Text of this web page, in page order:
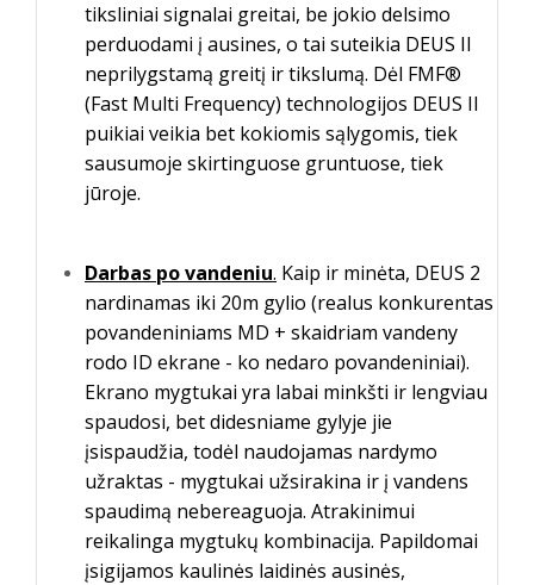
tiksliniai signalai greitai, be jokio delsimo
perduodami į ausines, o tai suteikia DEUS II
neprilygstamą greitį ir tikslumą. Dėl FMF®
(Fast Multi Frequency) technologijos DEUS II
puikiai veikia bet kokiomis sąlygomis, tiek
sausumoje skirtinguose gruntuose, tiek
jūroje.
Darbas po vandeniu. Kaip ir minėta, DEUS 2
nardinamas iki 20m gylio (realus konkurentas
povandeniniams MD + skaidriam vandeny
rodo ID ekrane - ko nedaro povandeniniai).
Ekrano mygtukai yra labai minkšti ir lengviau
spaudosi, bet didesniame gylyje jie
įsispaudžia, todėl naudojamas nardymo
užraktas - mygtukai užsirakina ir į vandens
spaudimą nebereaguoja. Atrakinimui
reikalinga mygtukų kombinacija. Papildomai
įsigijamos kaulinės laidinės ausinės,